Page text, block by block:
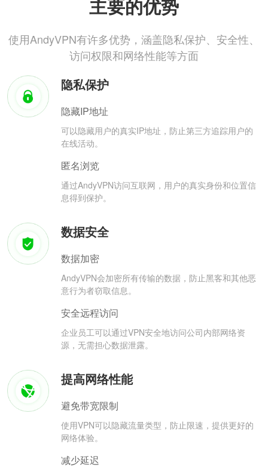
主要的优势
使用AndyVPN有许多优势，涵盖隐私保护、安全性、
访问权限和网络性能等方面
隐私保护
隐藏IP地址
可以隐藏用户的真实IP地址，防止第三方追踪用户的
在线活动。
匿名浏览
通过AndyVPN访问互联网，用户的真实身份和位置信
息得到保护。
数据安全
数据加密
AndyVPN会加密所有传输的数据，防止黑客和其他恶
意行为者窃取信息。
安全远程访问
企业员工可以通过VPN安全地访问公司内部网络资
源，无需担心数据泄露。
提高网络性能
避免带宽限制
使用VPN可以隐藏流量类型，防止限速，提供更好的
网络体验。
减少延迟